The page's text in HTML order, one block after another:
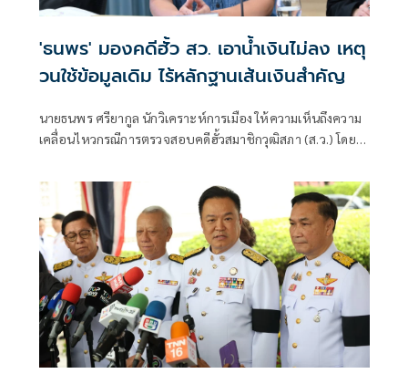
'ธนพร' มองคดีฮั้ว สว. เอาน้ำเงินไม่ลง เหตุ
วนใช้ข้อมูลเดิม ไร้หลักฐานเส้นเงินสำคัญ
นายธนพร ศรียากูล นักวิเคราะห์การเมือง ให้ความเห็นถึงความ
เคลื่อนไหวกรณีการตรวจสอบคดีฮั้วสมาชิกวุฒิสภา (ส.ว.) โดย
มาอย่างต่อเนื่อง และไม่น่าจะทำให้ผลของคดีเปลี่ยนแปลงไป
จากเดิม นายธนพรกล่าวว่า ในช่วงที่ พ.ต.อ.ทวี สอดส่อง ดำรง
ตำแหน่งรัฐมนตรีว่าการกระทรวงยุติธรรม และกำกับดูแลกรม
สอบสวนคดีพิเศษ (DSI) และ นายภูมิธรรม เวชชยชัย